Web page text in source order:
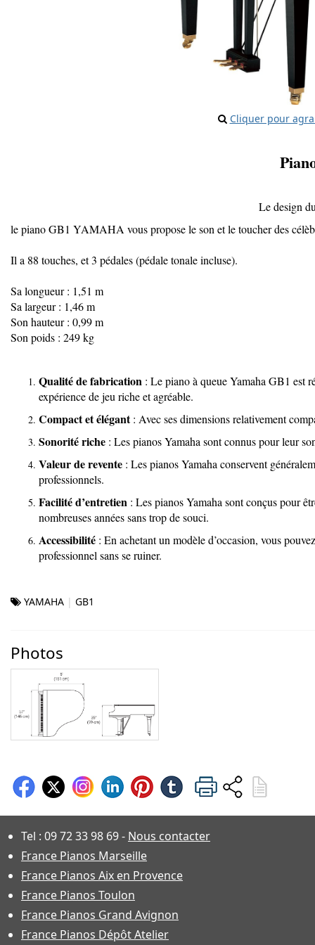
Cliquer pour
Le design
le piano GB1 YAMAHA vous propose le son et le toucher des
Il a 88 touches, et 3 pédales (pédale tonale incluse).
Sa longueur : 1,51 m
Sa largeur : 1,46 m
Son hauteur : 0,99 m
Son poids : 249 kg
Qualité de fabrication : Le piano à queue Yamaha GB1 est
expérience de jeu riche et agréable.
Compact et élégant: Avec ses dimensions relativement
Sonorité riche : Les pianos Yamaha sont connus pour leur
Valeur de revente : Les pianos Yamaha conservent
professionnels.
Facilité d’entretien : Les pianos Yamaha sont conçus pour
nombreuses années sans trop de souci.
Accessibilité : En achetant un modèle d’occasion, vous
professionnel sans se ruiner.
YAMAHA GB1
Photos
Tel : 09 72 33 98 69- Nous contacter
France Pianos Marseille
France Pianos Aix en Provence
France Pianos Toulon
France Pianos Grand Avignon
France Pianos Dépôt Atelier